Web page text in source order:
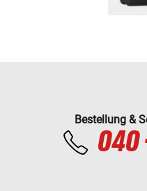
Bestellung &
040